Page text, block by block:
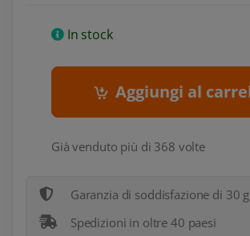
In stock
Aggiungi al
Già venduto più di 368 volte
Garanzia di soddisfazione di 30
Spedizioni in oltre 40 paesi